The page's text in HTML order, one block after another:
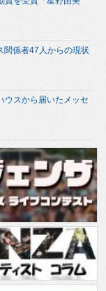
関係者47人からの現状
ウスから届いたメッセ